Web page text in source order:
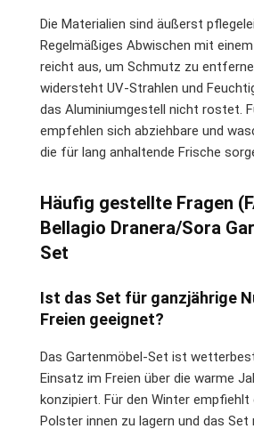
Die Materialien sind äußerst
Regelmäßiges Abwischen mit
reicht aus, um Schmutz zu
widersteht UV-Strahlen und
das Aluminiumgestell nicht rostet.
empfehlen sich abziehbare und
die für lang anhaltende Frische
Häufig gestellte Fragen
Bellagio Dranera/Sora
Set
Ist das Set für ganzjährige
Freien geeignet?
Das Gartenmöbel-Set ist
Einsatz im Freien über die warme
konzipiert. Für den Winter empfiehlt
Polster innen zu lagern und das Set